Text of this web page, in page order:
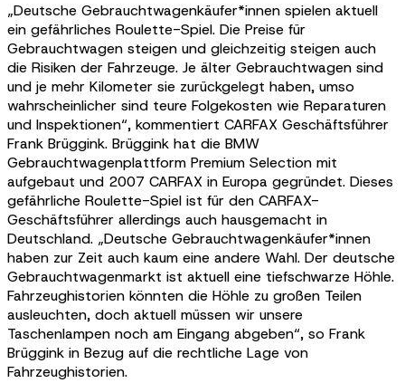
„Deutsche Gebrauchtwagenkäufer*innen spielen aktuell
ein gefährliches Roulette-Spiel. Die Preise für
Gebrauchtwagen steigen und gleichzeitig steigen auch
die Risiken der Fahrzeuge. Je älter Gebrauchtwagen sind
und je mehr Kilometer sie zurückgelegt haben, umso
wahrscheinlicher sind teure Folgekosten wie Reparaturen
und Inspektionen“, kommentiert CARFAX Geschäftsführer
Frank Brüggink. Brüggink hat die BMW
Gebrauchtwagenplattform Premium Selection mit
aufgebaut und 2007 CARFAX in Europa gegründet. Dieses
gefährliche Roulette-Spiel ist für den CARFAX-
Geschäftsführer allerdings auch hausgemacht in
Deutschland. „Deutsche Gebrauchtwagenkäufer*innen
haben zur Zeit auch kaum eine andere Wahl. Der deutsche
Gebrauchtwagenmarkt ist aktuell eine tiefschwarze Höhle.
Fahrzeughistorien könnten die Höhle zu großen Teilen
ausleuchten, doch aktuell müssen wir unsere
Taschenlampen noch am Eingang abgeben“, so Frank
Brüggink in Bezug auf die rechtliche Lage von
Fahrzeughistorien.